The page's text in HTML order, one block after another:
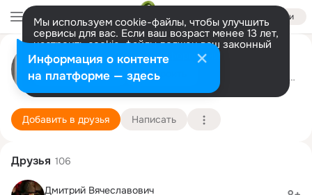
Войти
Мы используем cookie-файлы, чтобы улучшить
сервисы для вас. Если ваш возраст менее 13 лет,
настроить cookie-файлы должен ваш законный
представитель. Больше информации
Разрешить все Настроить
Анастасия Капнулина
Москва 10 апреля
Художественно-
Подробнее
Добавить в друзья Написать
Друзья 106
Дмитрий Вячеславович
Информация о контенте
на платформе — здесь